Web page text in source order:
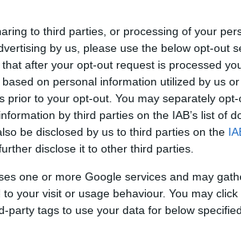
to third parties, or processing of your
by us, please use the below opt-out
after your opt-out request is processed
on personal information utilized by us
prior to your opt-out. You may separately
by third parties on the IAB’s list of
be disclosed by us to third parties on the
disclose it to other third parties.
one or more Google services and may
your visit or usage behaviour. You may
party tags to use your data for below
inkább egy komplex
a legalább 7-8 óra alvás.
időt, míg mások
az alternatív alvás
egyéb alvási lehetőségek közül